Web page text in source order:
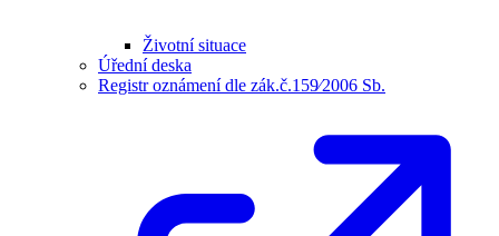
Životní situace
Úřední deska
Registr oznámení dle zák.č.159⁄2006 Sb.